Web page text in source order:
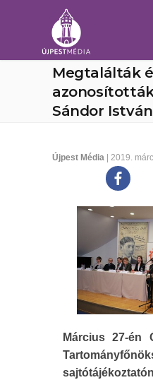
Megtalálták
Sándor
Újpest Média | 2019.
Március 27-én